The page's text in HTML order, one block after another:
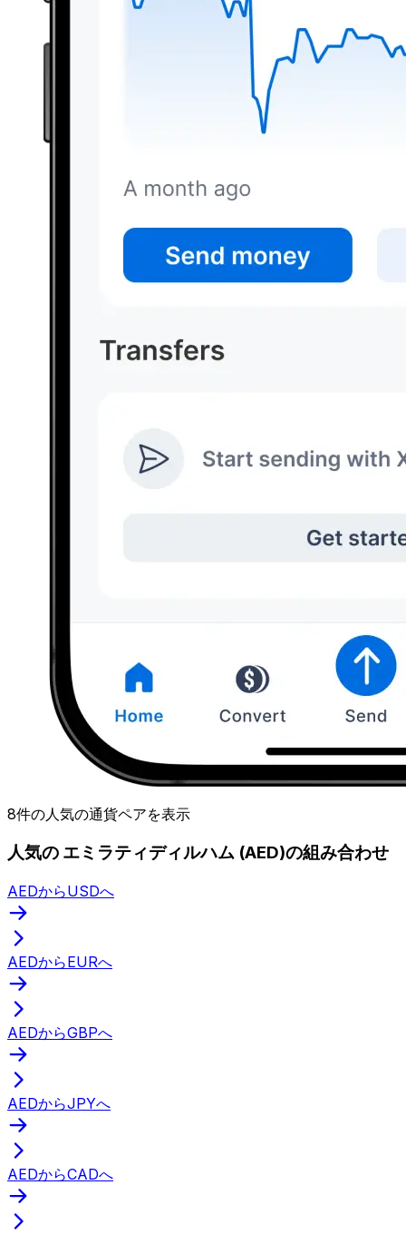
8件の人気の通貨ペアを表示
人気の エミラティディルハム (AED)の組み合わせ
AEDからUSDへ
AEDからEURへ
AEDからGBPへ
AEDからJPYへ
AEDからCADへ